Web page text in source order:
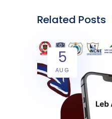
Related Posts
5
AUG